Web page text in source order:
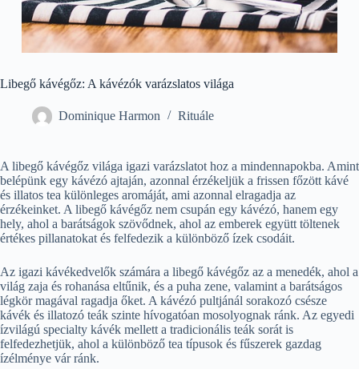
Libegő kávégőz: A kávézók varázslatos világa
Dominique Harmon Rituále
A libegő kávégőz világa igazi varázslatot hoz a mindennapokba. Amint
belépünk egy kávézó ajtaján, azonnal érzékeljük a frissen főzött kávé
és illatos tea különleges aromáját, ami azonnal elragadja az
érzékeinket. A libegő kávégőz nem csupán egy kávézó, hanem egy
hely, ahol a barátságok szövődnek, ahol az emberek együtt töltenek
értékes pillanatokat és felfedezik a különböző ízek csodáit.
Az igazi kávékedvelők számára a libegő kávégőz az a menedék, ahol a
világ zaja és rohanása eltűnik, és a puha zene, valamint a barátságos
légkör magával ragadja őket. A kávézó pultjánál sorakozó csésze
kávék és illatozó teák szinte hívogatóan mosolyognak ránk. Az egyedi
ízvilágú specialty kávék mellett a tradicionális teák sorát is
felfedezhetjük, ahol a különböző tea típusok és fűszerek gazdag
ízélménye vár ránk.